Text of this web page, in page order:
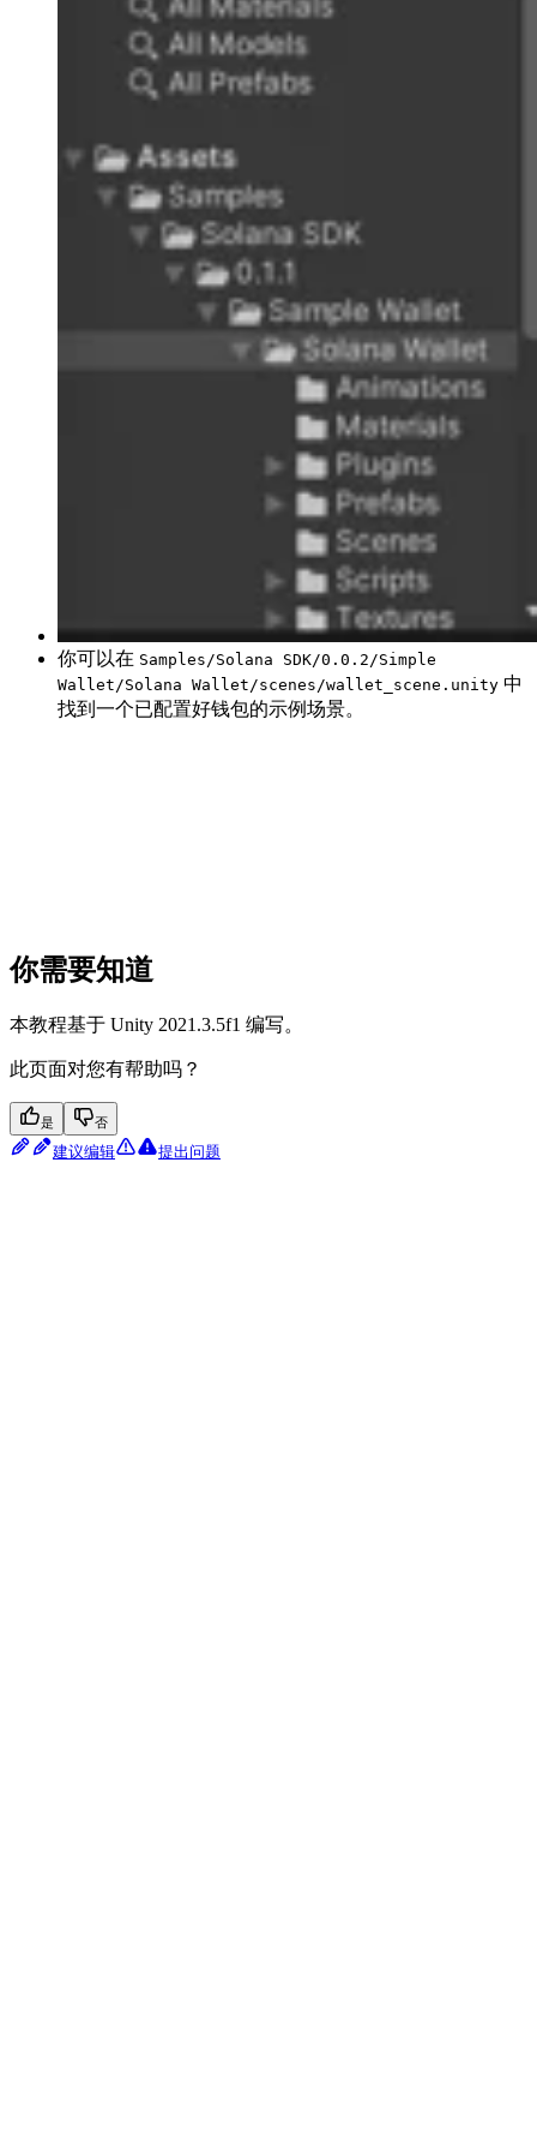
你可以在 Samples/Solana SDK/0.0.2/Simple
Wallet/Solana Wallet/scenes/wallet_scene.unity 中
找到一个已配置好钱包的示例场景。
你需要知道
本教程基于 Unity 2021.3.5f1 编写。
此页面对您有帮助吗？
是 否
建议编辑 提出问题